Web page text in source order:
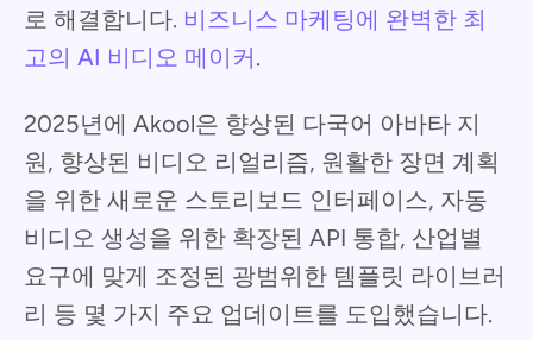
로 해결합니다. 비즈니스 마케팅에 완벽한 최
고의 AI 비디오 메이커.
2025년에 Akool은 향상된 다국어 아바타 지
원, 향상된 비디오 리얼리즘, 원활한 장면 계획
을 위한 새로운 스토리보드 인터페이스, 자동
비디오 생성을 위한 확장된 API 통합, 산업별
요구에 맞게 조정된 광범위한 템플릿 라이브러
리 등 몇 가지 주요 업데이트를 도입했습니다.